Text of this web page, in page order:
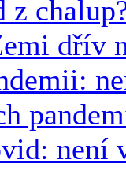
z
dřív
není